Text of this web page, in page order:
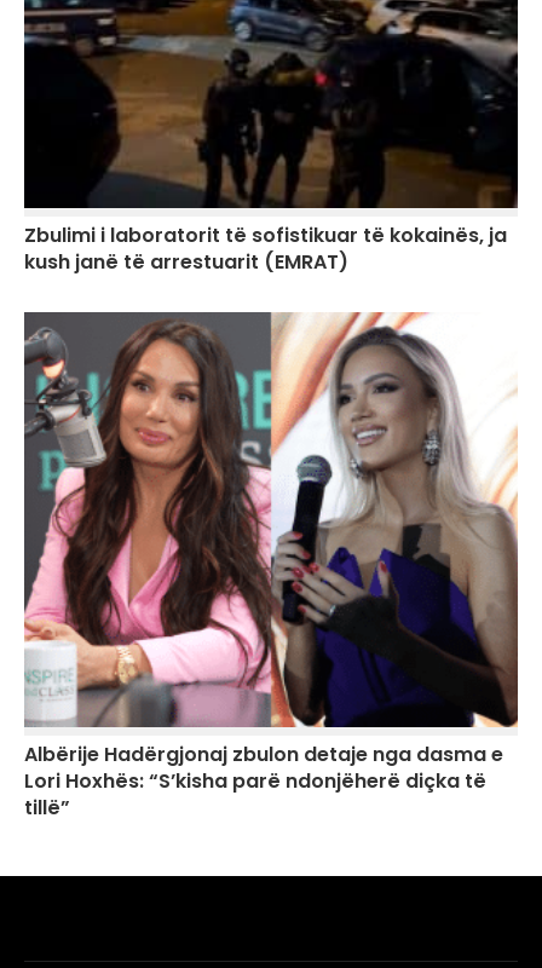
Zbulimi i laboratorit të sofistikuar të kokainës, ja
kush janë të arrestuarit (EMRAT)
Albërije Hadërgjonaj zbulon detaje nga dasma e
Lori Hoxhës: “S’kisha parë ndonjëherë diçka të
tillë”